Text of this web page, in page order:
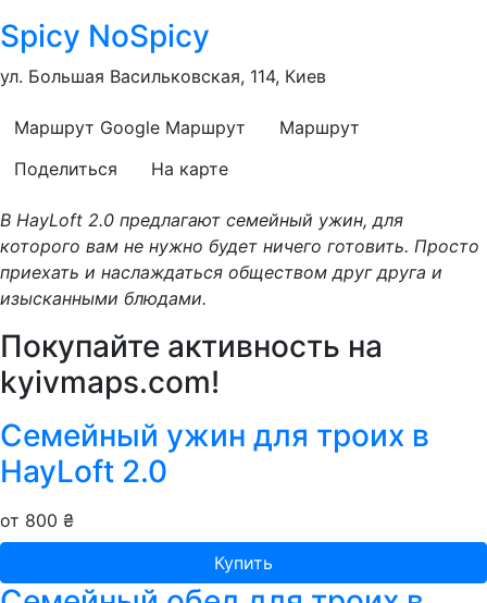
Spicy NoSpicy
ул. Большая Васильковская, 114, Киев
Маршрут Google Маршрут
Маршрут
Поделиться
На карте
В HayLoft 2.0 предлагают семейный ужин, для
которого вам не нужно будет ничего готовить. Просто
приехать и наслаждаться обществом друг друга и
изысканными блюдами.
Покупайте активность на
kyivmaps.com!
Семейный ужин для троих в
HayLoft 2.0
от 800 ₴
Купить